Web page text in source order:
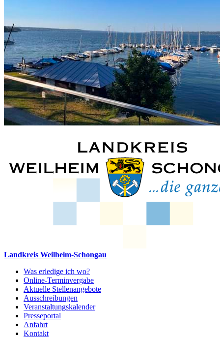
Landkreis Weilheim-Schongau
Was erledige ich wo?
Online-Terminvergabe
Aktuelle Stellenangebote
Ausschreibungen
Veranstaltungskalender
Presseportal
Anfahrt
Kontakt